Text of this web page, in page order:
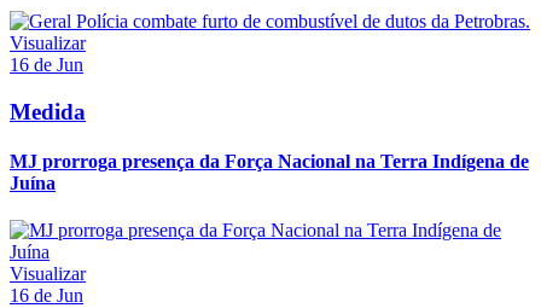
Visualizar
16 de Jun
Medida
MJ prorroga presença da Força Nacional na Terra Indígena de
Juína
Visualizar
16 de Jun